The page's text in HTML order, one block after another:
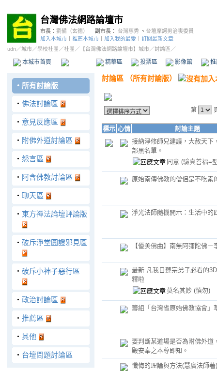
台灣佛法網路論壇市
市長： 劉備（玄德） 副市長： 台灣慈秀 、 台壇摩訶男治喪委員
加入本城市
推薦本城市 加入我的最愛
訂閱最新文章
udn／城市／學校社團 ／社團 ／ 【台灣佛法網路論壇市】城市／討論區／
本城市首頁 精華區 投票區 影像館
‧ 所有討論版
‧ 佛法討論區
‧ 意見反應區
‧ 附佛外道討論區
‧ 怨言區
‧ 阿含佛教討論區
‧ 聊天區
‧ 東方禪法論壇評論版
‧ 破斥淨堂圓證邪見區
‧ 破斥小神子惡行區
‧ 政治討論區
‧ 推薦區
‧ 其他
‧ 台壇問題討論區
討論區 （所有討論版）
第
標示 心情
討論主題
接納淨修師兄建議，大赦天下
部黑名單。
同意 (驗真善福=
原始南傳佛教的僧侶是不吃素
淨光法師隨機開示：生活中的
【優美佛曲】南無阿彌陀佛－
最新 凡我日蓮宗弟子必看的
釋啦
莫名其妙 (慎勿)
籌組「台灣省原始佛教協會」
要判斷某道場是否為附佛外道
殿安奉之本尊即知。
懺悔的理論與方法(慧廣法師著)